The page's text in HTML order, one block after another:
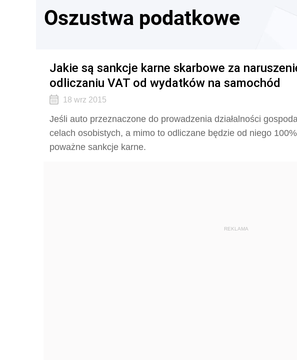
Oszustwa podatkowe
Jakie są sankcje karne skarbowe za
odliczaniu VAT od wydatków na samochód
18 wrz 2015
Jeśli auto przeznaczone do prowadzenia działalności
celach osobistych, a mimo to odliczane będzie od niego
poważne sankcje karne.
REKLAMA